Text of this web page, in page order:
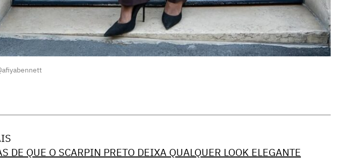
DE QUE O SCARPIN PRETO DEIXA QUALQUER LOOK ELEGANTE